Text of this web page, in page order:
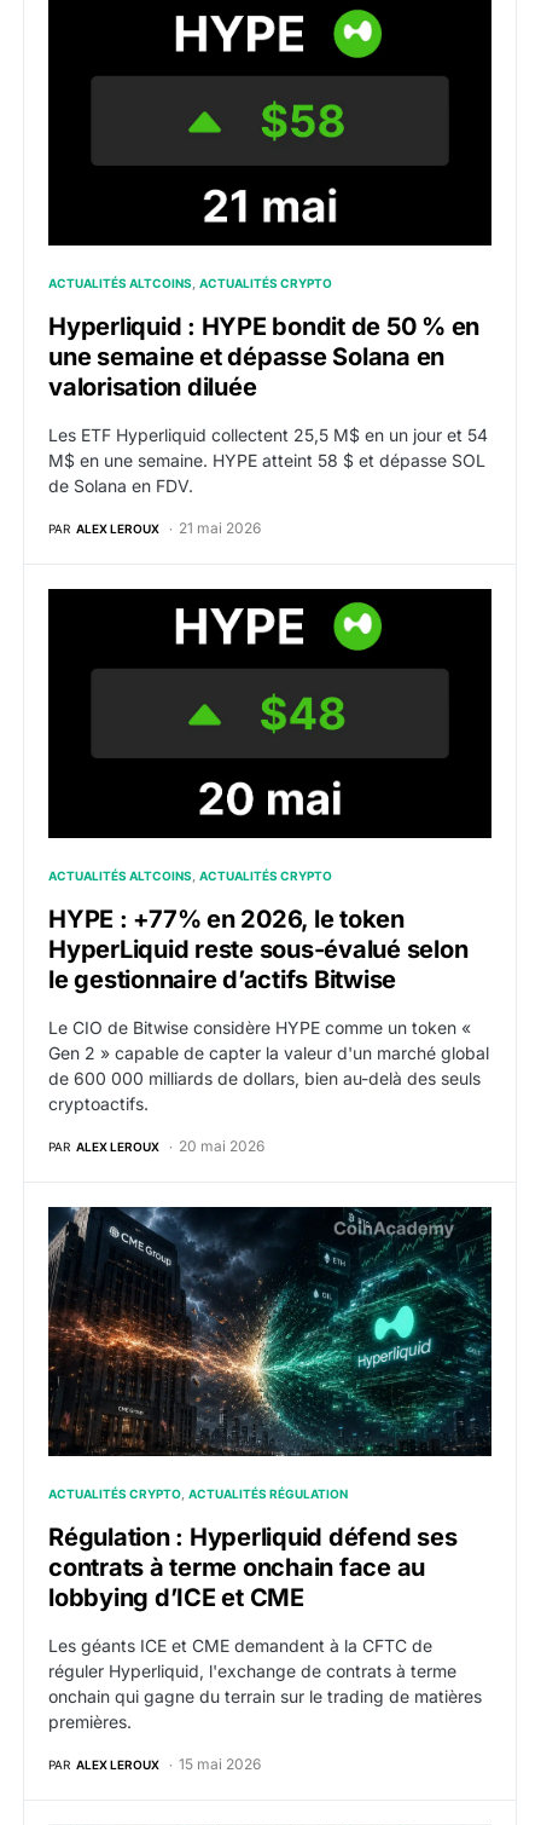
Hyperliquid : HYPE bondit de 50 % en une semaine
ACTUALITÉS ALTCOINS ACTUALITÉS CRYPTO
Hyperliquid : HYPE bondit de 50 % en
une semaine et dépasse Solana en
valorisation diluée
Les ETF Hyperliquid collectent 25,5 M$ en un jour et 54
M$ en une semaine. HYPE atteint 58 $ et dépasse SOL
de Solana en FDV.
PAR ALEX LEROUX 21 mai 2026
HYPE : +77% en 2026, le token HyperLiquid reste
ACTUALITÉS ALTCOINS ACTUALITÉS CRYPTO
HYPE : +77% en 2026, le token
HyperLiquid reste sous-évalué selon
le gestionnaire d’actifs Bitwise
Le CIO de Bitwise considère HYPE comme un token «
Gen 2 » capable de capter la valeur d'un marché global
de 600 000 milliards de dollars, bien au-delà des seuls
cryptoactifs.
PAR ALEX LEROUX 20 mai 2026
Régulation : Hyperliquid défend ses contrats à terme
ACTUALITÉS CRYPTO ACTUALITÉS RÉGULATION
Régulation : Hyperliquid défend ses
contrats à terme onchain face au
lobbying d’ICE et CME
Les géants ICE et CME demandent à la CFTC de
réguler Hyperliquid, l'exchange de contrats à terme
onchain qui gagne du terrain sur le trading de matières
premières.
PAR ALEX LEROUX 15 mai 2026